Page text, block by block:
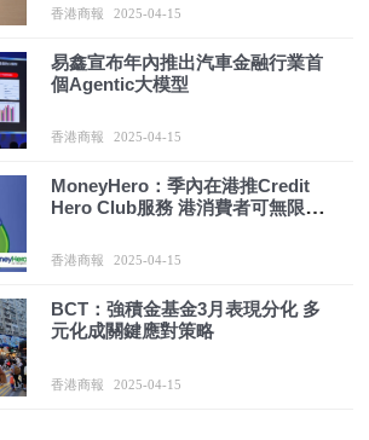
香港商報 2025-04-15
易鑫宣布年內推出汽車金融行業首
個Agentic大模型
香港商報 2025-04-15
MoneyHero：季內在港推Credit
Hero Club服務 港消費者可無限次
香港商報 2025-04-15
BCT：強積金基金3月表現分化 多
元化成關鍵應對策略
香港商報 2025-04-15